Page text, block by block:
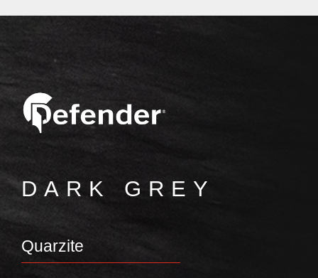
DARK GREY
Quarzite